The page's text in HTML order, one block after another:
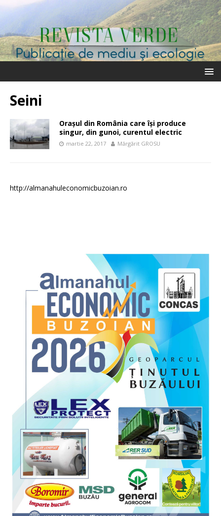
Seini
Oraşul din România care îşi produce
singur, din gunoi, curentul electric
martie 22, 2017 Mărgărit GROSU
http://almanahuleconomicbuzoian.ro